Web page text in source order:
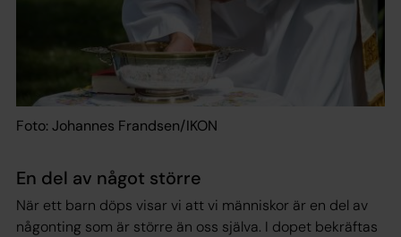
Foto: Johannes Frandsen/IKON
En del av något större
När ett barn döps visar vi att vi människor är en del av
någonting som är större än oss själva. I dopet bekräftas